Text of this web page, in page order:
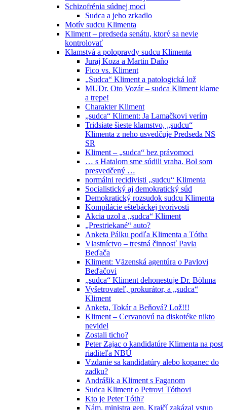
Schizofrénia súdnej moci
Sudca a jeho zrkadlo
Motív sudcu Klimenta
Kliment – predseda senátu, ktorý sa nevie
kontrolovať
Klamstvá a polopravdy sudcu Klimenta
Juraj Koza a Martin Daňo
Fico vs. Kliment
„Sudca“ Kliment a patologická lož
MUDr. Oto Vozár – sudca Kliment klame
a trepe!
Charakter Kliment
„sudca“ Kliment: Ja Lamačkovi verím
Tridsiate šieste klamstvo, „sudcu“
Klimenta z neho usvedčuje Predseda NS
SR
Kliment – „sudca“ bez právomoci
… s Hatalom sme súdili vraha. Bol som
presvedčený …
normálni recidivisti „sudcu“ Klimenta
Socialistický aj demokratický súd
Demokratický rozsudok sudcu Klimenta
Kompilácie eštebáckej tvorivosti
Akcia uzol a „sudca“ Kliment
„Prestriekané“ auto?
Anketa Pálku podľa Klimenta a Tótha
Vlastníctvo – trestná činnosť Pavla
Beďača
Kliment: Väzenská agentúra o Pavlovi
Beďačovi
„sudca“ Kliment dehonestuje Dr. Böhma
Vyšetrovateľ, prokurátor, a „sudca“
Kliment
Anketa, Tokár a Beňová? Lož!!!
Kliment – Cervanovú na diskotéke nikto
nevidel
Zostali ticho?
Peter Zajac o kandidatúre Klimenta na post
riaditeľa NBÚ
Vzdanie sa kandidatúry alebo kopanec do
zadku?
Andrášik a Kliment s Faganom
Sudca Kliment o Petrovi Tóthovi
Kto je Peter Tóth?
Nám. ministra gen. Krajčí zakázal vstup